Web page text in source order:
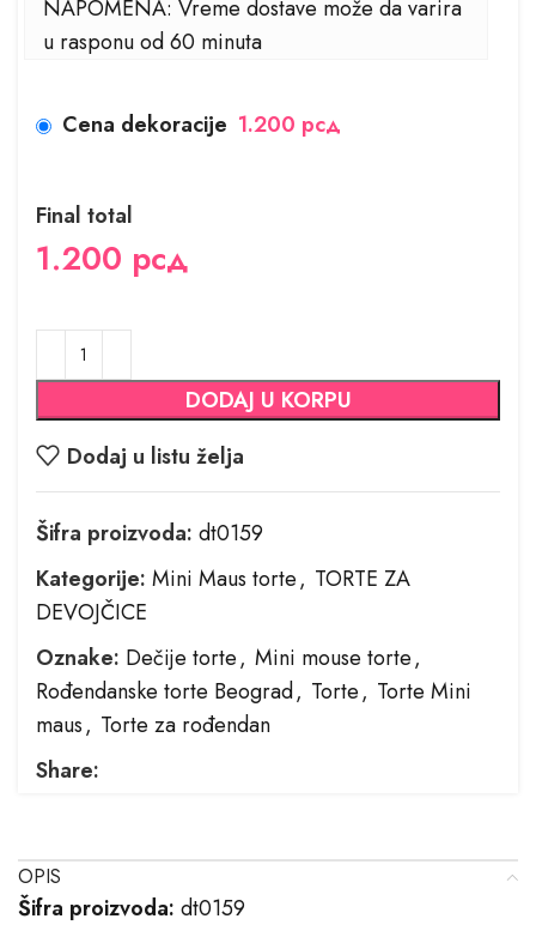
NAPOMENA: Vreme dostave može da varira
u rasponu od 60 minuta
Cena dekoracije 1.200 рсд
Final total
1.200 рсд
DODAJ U KORPU
Dodaj u listu želja
Šifra proizvoda: dt0159
Kategorije: Mini Maus torte, TORTE ZA
DEVOJČICE
Oznake: Dečije torte, Mini mouse torte,
Rođendanske torte Beograd, Torte, Torte Mini
maus, Torte za rođendan
Share:
OPIS
Šifra proizvoda: dt0159